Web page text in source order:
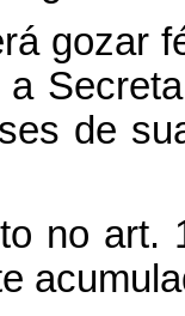
gozar
de
no art.